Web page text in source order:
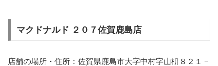
マクドナルド ２０７佐賀鹿島店
店舗の場所・住所：佐賀県鹿島市大字中村字山枡８２１－